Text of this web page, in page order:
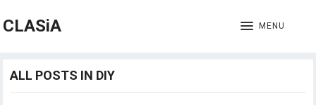
CLASiA MENU
ALL POSTS IN DIY